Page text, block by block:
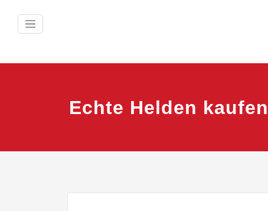
springen
Echte Helden